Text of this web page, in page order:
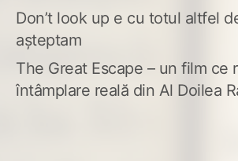
Don’t look up e cu totul altfel
așteptam
The Great Escape – un film ce
întâmplare reală din Al Doilea